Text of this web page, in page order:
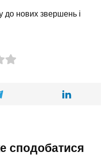
до нових звершень і
сподобатися